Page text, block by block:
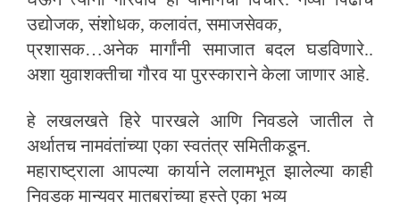
उद्योजक, संशोधक, कलावंत, समाजसेवक,
प्रशासक…अनेक मार्गांनी समाजात बदल घडविणारे..
अशा युवाशक्तीचा गौरव या पुरस्काराने केला जाणार आहे.
हे लखलखते हिरे पारखले आणि निवडले जातील ते
अर्थातच नामवंतांच्या एका स्वतंत्र समितीकडून.
महाराष्ट्राला आपल्या कार्याने ललामभूत झालेल्या काही
निवडक मान्यवर मातबरांच्या हस्ते एका भव्य